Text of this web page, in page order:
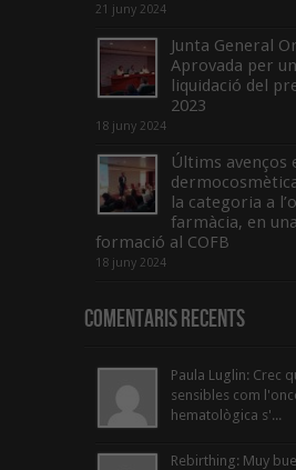
21 juny 2024
Junta General
Aprovada per
liquidació del
2023
18 juny 2024
Últims avenços
la categoria a
farmàcia, en
formació al COFB
18 juny 2024
Comentaris Recents
Paula Luglin: Crec
sensibles com
hematològica s'...
Rebirthing: Muy